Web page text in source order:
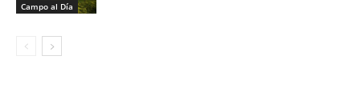
Campo al Día